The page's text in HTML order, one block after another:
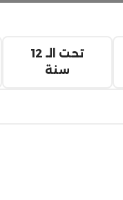
تحت الـ 12
سنة